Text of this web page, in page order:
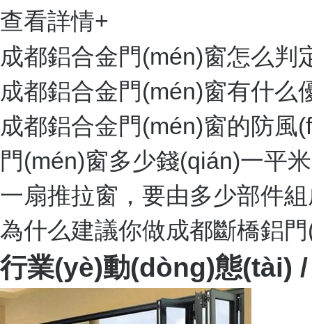
查看詳情+
成都鋁合金門(mén)窗怎么判
成都鋁合金門(mén)窗有什么
成都鋁合金門(mén)窗的防風
門(mén)窗多少錢(qián)一平
一扇推拉窗，要由多少部件
為什么建議你做成都斷橋鋁
行業(yè)動(dòng)態(tài)